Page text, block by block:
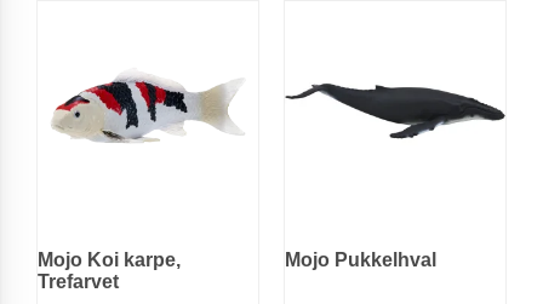
Mojo Koi karpe,
Trefarvet
Mojo Pukkelhval